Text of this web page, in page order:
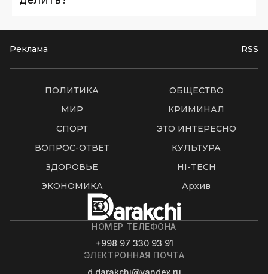
Реклама RSS
ПОЛИТИКА
ОБЩЕСТВО
МИР
КРИМИНАЛ
СПОРТ
ЭТО ИНТЕРЕСНО
ВОПРОС-ОТВЕТ
КУЛЬТУРА
ЗДОРОВЬЕ
HI-TECH
ЭКОНОМИКА
Архив
НОМЕР ТЕЛЕФОНА
+998 97 330 93 91
ЭЛЕКТРОННАЯ ПОЧТА